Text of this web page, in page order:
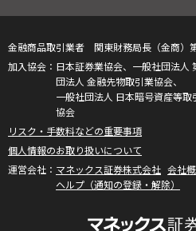
金融商品取引業者 関東財務局長（金商）
日本証券業協会、一般社団法人
団法人 金融先物取引業協会、
一般社団法人 日本暗号資産等
協会
リスク・手数料などの重要事項
個人情報のお取り扱いについて
マネックス証券株式会社 会社
ヘルプ（通知の登録・解除）